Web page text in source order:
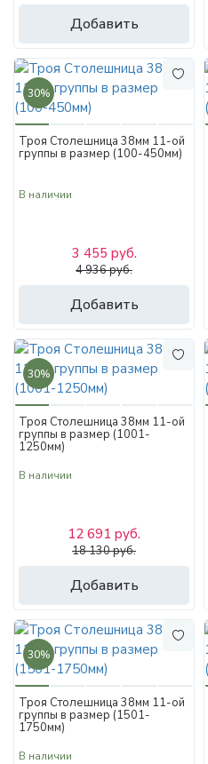
Добавить
30%
Троя Столешница 38мм 11-ой
группы в размер (100-450мм)
В наличии
Добавить
3 455 руб.
4 936 руб.
30%
Троя Столешница 38мм 11-ой
группы в размер (1001-
1250мм)
В наличии
Добавить
12 691 руб.
18 130 руб.
30%
Троя Столешница 38мм 11-ой
группы в размер (1501-
1750мм)
В наличии